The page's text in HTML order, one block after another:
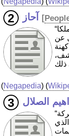
آحاز [
“آحاز شخصية من شخصيات التناخ كان بحسبه ملكا
عن
(Negapedia) (
الصلال
“إبراهيم الصلال ، ممثل كويتي. عاصر الحركة